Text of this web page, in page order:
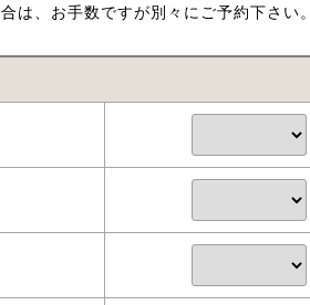
は、お手数ですが別々にご予約下さい。